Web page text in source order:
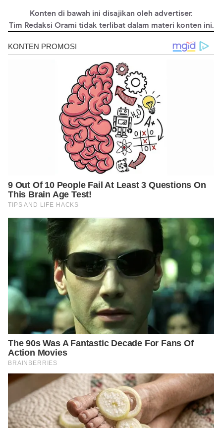
https://asianwiki.com/Jo_Yun-Seo_(1993)
https://asianwiki.com/Park_Byung-Eun
https://m.k-odyssey.com/news/newsview.php?
Konten di bawah ini disajikan oleh advertiser.
Tim Redaksi Orami tidak terlibat dalam materi konten ini.